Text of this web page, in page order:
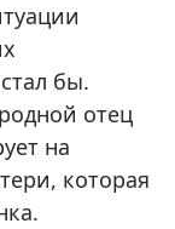
бы.
отец
на
которая